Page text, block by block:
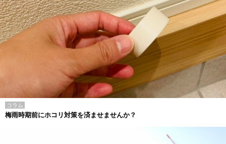
コラム
梅雨時期前にホコリ対策を済ませませんか？